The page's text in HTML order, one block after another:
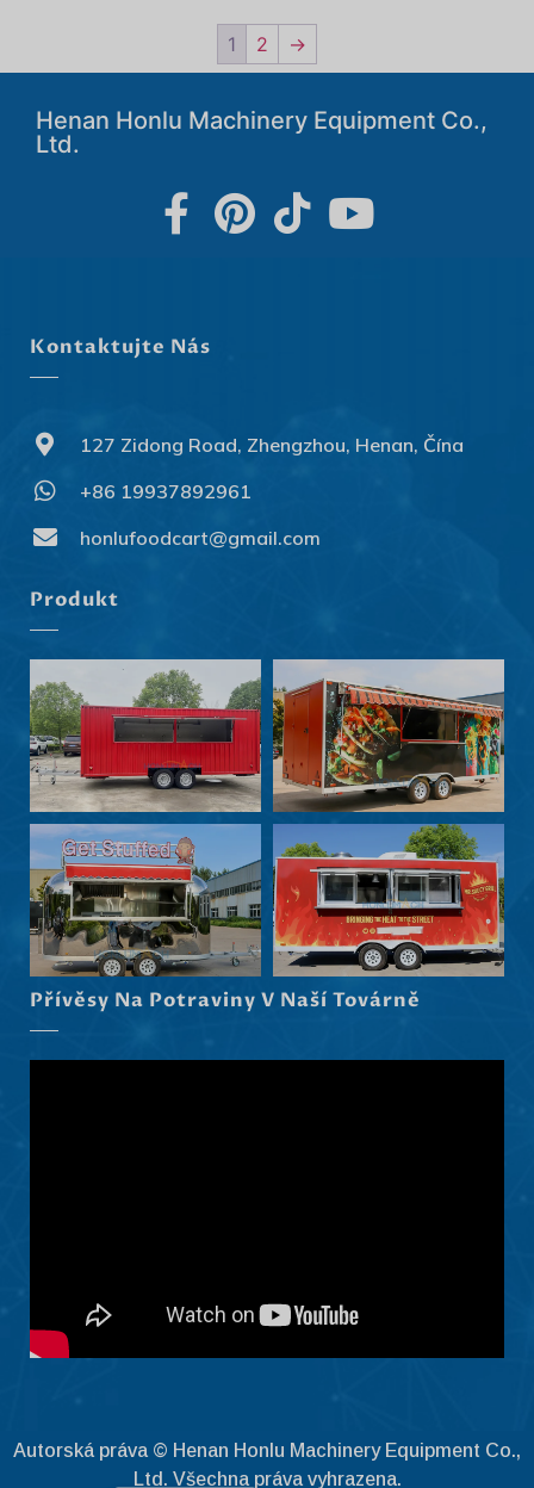
1 2 →
Henan Honlu Machinery Equipment Co.,
Ltd.
Kontaktujte Nás
127 Zidong Road, Zhengzhou, Henan, Čína
+86 19937892961
honlufoodcart@gmail.com
Produkt
Přívěsy Na Potraviny V Naší Továrně
Autorská práva © Henan Honlu Machinery Equipment Co.,
Ltd. Všechna práva vyhrazena.
Español
Français
Italiano
Português
Slovenščina
Latviešu valoda
Dansk
Hrvatski
Српски језик
Norsk nynorsk
Maori
Eesti
Български
Slovenčina